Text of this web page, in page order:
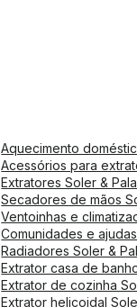
Aquecimento
Acessórios para
Extratores Soler &
Secadores de mãos
Ventoinhas e
Comunidades e
Radiadores Soler &
Extrator casa de
Extrator de cozinha
Extrator helicoidal